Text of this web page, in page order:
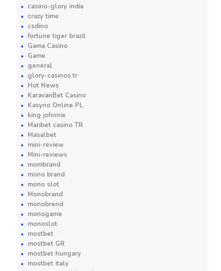
casino-glory india
crazy time
csdino
fortune tiger brazil
Gama Casino
Game
general
glory-casinos tr
Hot News
KaravanBet Casino
Kasyno Online PL
king johnnie
Maribet casino TR
Masalbet
mini-review
Mini-reviews
mombrand
mono brand
mono slot
Monobrand
monobrend
monogame
monoslot
mostbet
mostbet GR
mostbet hungary
mostbet italy